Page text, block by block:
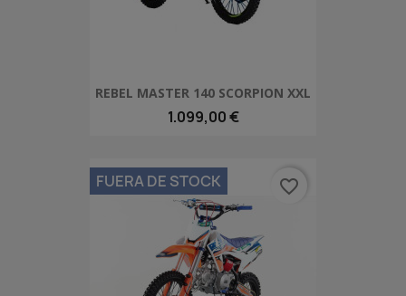
REBEL MASTER 140 SCORPION XXL
1.099,00 €
FUERA DE STOCK favorite_border